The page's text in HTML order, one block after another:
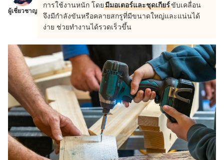
ผู้เชี่ยวชาญ
การใช้งานหนัก โดยมีมอเตอร์และชุดเกียร์ขับเคลื่อน
จึงมีกำลังขันหรือคลายสกรูที่มีขนาดใหญ่และแน่นได้
ง่าย ช่วยทำงานได้รวดเร็วขึ้น